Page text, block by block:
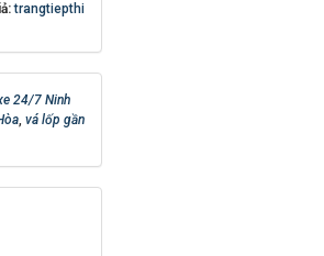
trangtiepthi
24/7 Ninh
, vá lốp gần